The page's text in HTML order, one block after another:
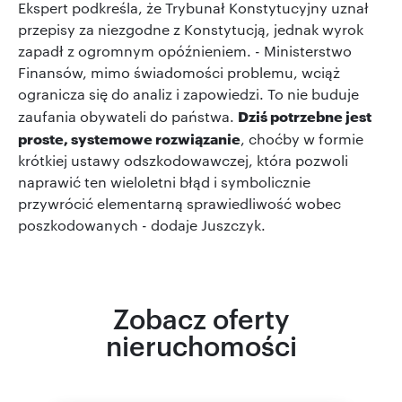
Ekspert podkreśla, że Trybunał Konstytucyjny uznał
przepisy za niezgodne z Konstytucją, jednak wyrok
zapadł z ogromnym opóźnieniem. - Ministerstwo
Finansów, mimo świadomości problemu, wciąż
ogranicza się do analiz i zapowiedzi. To nie buduje
zaufania obywateli do państwa. Dziś potrzebne jest
proste, systemowe rozwiązanie, choćby w formie
krótkiej ustawy odszkodowawczej, która pozwoli
naprawić ten wieloletni błąd i symbolicznie
przywrócić elementarną sprawiedliwość wobec
poszkodowanych - dodaje Juszczyk.
Zobacz oferty
nieruchomości